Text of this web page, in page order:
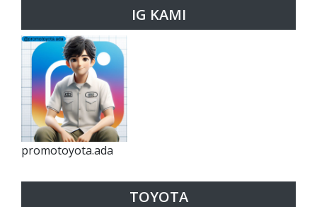
IG KAMI
promotoyota.ada
TOYOTA